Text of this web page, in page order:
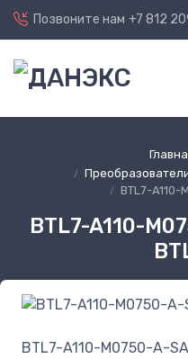
Позвоните нам +7 812
BTL7-A110-
BTL7-A110-
BTL7-A110-M0750-A-